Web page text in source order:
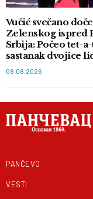
Vučić svečano
Zelenskog ispred
Srbija: Počeo tet-
sastanak dvojice
08.08.2026
PANČEVO
VESTI